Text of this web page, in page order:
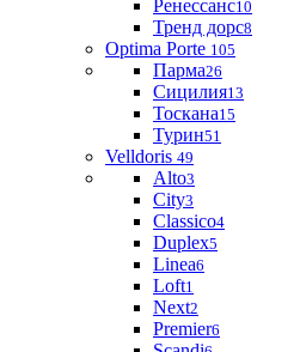
Ренессанс10
Тренд дорс8
Optima Porte 105
Парма26
Сицилия13
Тоскана15
Турин51
Velldoris 49
Alto3
City3
Classico4
Duplex5
Linea6
Loft1
Next2
Premier6